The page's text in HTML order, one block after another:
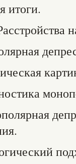
итоги.